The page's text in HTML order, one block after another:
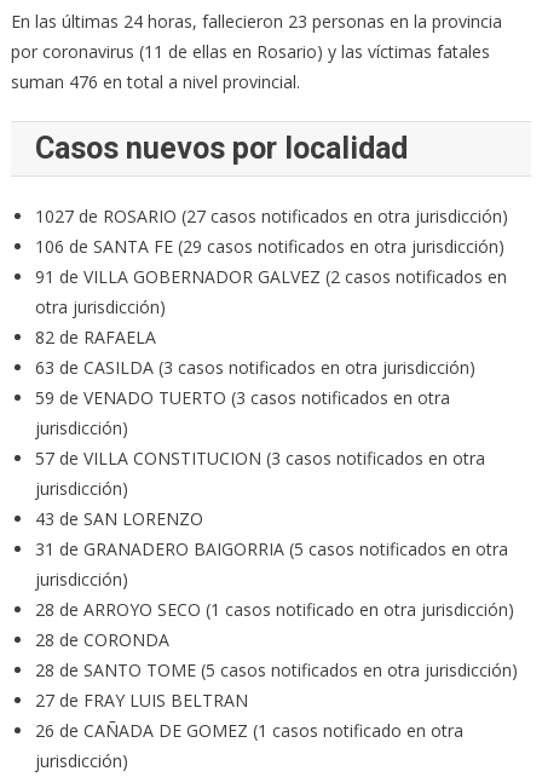
En las últimas 24 horas, fallecieron 23 personas en la provincia
por coronavirus (11 de ellas en Rosario) y las víctimas fatales
suman 476 en total a nivel provincial.
Casos nuevos por localidad
1027 de ROSARIO (27 casos notificados en otra jurisdicción)
106 de SANTA FE (29 casos notificados en otra jurisdicción)
91 de VILLA GOBERNADOR GALVEZ (2 casos notificados en
otra jurisdicción)
82 de RAFAELA
63 de CASILDA (3 casos notificados en otra jurisdicción)
59 de VENADO TUERTO (3 casos notificados en otra
jurisdicción)
57 de VILLA CONSTITUCION (3 casos notificados en otra
jurisdicción)
43 de SAN LORENZO
31 de GRANADERO BAIGORRIA (5 casos notificados en otra
jurisdicción)
28 de ARROYO SECO (1 casos notificado en otra jurisdicción)
28 de CORONDA
28 de SANTO TOME (5 casos notificados en otra jurisdicción)
27 de FRAY LUIS BELTRAN
26 de CAÑADA DE GOMEZ (1 casos notificado en otra
jurisdicción)